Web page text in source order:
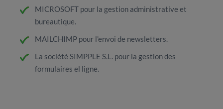
MICROSOFT pour la gestion administrative et
bureautique.
MAILCHIMP pour l'envoi de newsletters.
La société SIMPPLE S.L. pour la gestion des
formulaires el ligne.